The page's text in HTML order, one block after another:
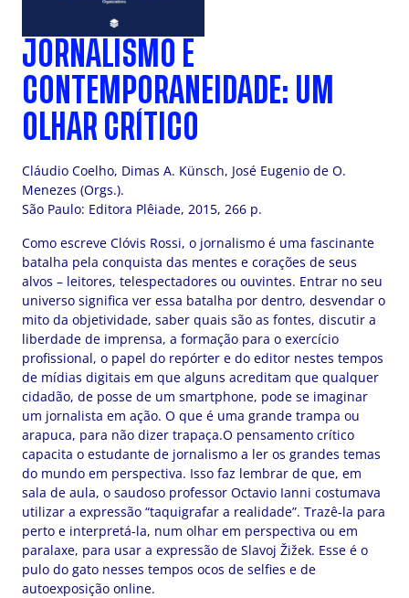
JORNALISMO E
CONTEMPORANEIDADE: UM
OLHAR CRÍTICO
Cláudio Coelho, Dimas A. Künsch, José Eugenio de O.
Menezes (Orgs.).
São Paulo: Editora Plêiade, 2015, 266 p.
Como escreve Clóvis Rossi, o jornalismo é uma fascinante
batalha pela conquista das mentes e corações de seus
alvos – leitores, telespectadores ou ouvintes. Entrar no seu
universo significa ver essa batalha por dentro, desvendar o
mito da objetividade, saber quais são as fontes, discutir a
liberdade de imprensa, a formação para o exercício
profissional, o papel do repórter e do editor nestes tempos
de mídias digitais em que alguns acreditam que qualquer
cidadão, de posse de um smartphone, pode se imaginar
um jornalista em ação. O que é uma grande trampa ou
arapuca, para não dizer trapaça.O pensamento crítico
capacita o estudante de jornalismo a ler os grandes temas
do mundo em perspectiva. Isso faz lembrar de que, em
sala de aula, o saudoso professor Octavio Ianni costumava
utilizar a expressão “taquigrafar a realidade”. Trazê-la para
perto e interpretá-la, num olhar em perspectiva ou em
paralaxe, para usar a expressão de Slavoj Žižek. Esse é o
pulo do gato nesses tempos ocos de selfies e de
autoexposição online.